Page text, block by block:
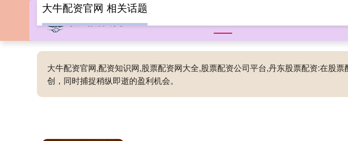
大牛配资官网,配资知识网,股票配资网大全,股票配资公司平台,丹东股票配资:在股
创，同时捕捉稍纵即逝的盈利机会。
大牛配资官网 相关话题